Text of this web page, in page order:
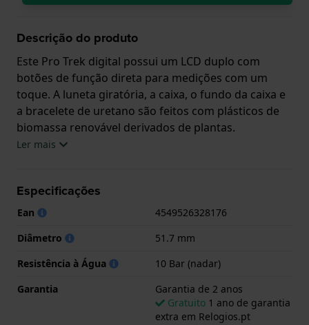
Descrição do produto
Este Pro Trek digital possui um LCD duplo com
botões de função direta para medições com um
toque. A luneta giratória, a caixa, o fundo da caixa e
a bracelete de uretano são feitos com plásticos de
biomassa renovável derivados de plantas.
está equipado com uma bracelete de Titânio. A caixa
possui um movimento Casio e o relógio tem um
vidro Mineral.
O relógio é estanque a 10ATM. Isto significa que o
relógio é adaptado à natação. O relógio tem
Garantia de 2 anos.
Ler mais
Especificações
Ean
4549526328176
Diâmetro
51.7 mm
Resistência à Água
10 Bar (nadar)
Garantia
Garantia de 2 anos
Gratuito 1 ano de garantia
extra em Relogios.pt